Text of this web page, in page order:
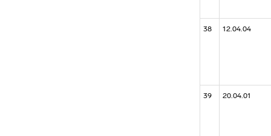
38 12.04.04
39 20.04.01